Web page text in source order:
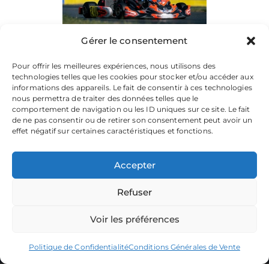
Gérer le consentement
Pour offrir les meilleures expériences, nous utilisons des
technologies telles que les cookies pour stocker et/ou accéder aux
informations des appareils. Le fait de consentir à ces technologies
nous permettra de traiter des données telles que le
comportement de navigation ou les ID uniques sur ce site. Le fait
de ne pas consentir ou de retirer son consentement peut avoir un
effet négatif sur certaines caractéristiques et fonctions.
Accepter
Refuser
Voir les préférences
Politique de ConfidentialitéConditions Générales de Vente
votre passion.
Producted byTWENTY-ONE CREATION